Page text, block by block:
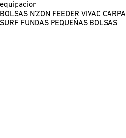
equipacion
BOLSAS N'ZON FEEDER VIVAC CARPA
SURF FUNDAS PEQUEÑAS BOLSAS